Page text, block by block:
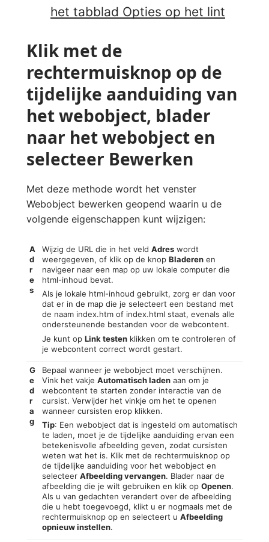
het tabblad Opties op het lint
Klik met de
rechtermuisknop op de
tijdelijke aanduiding van
het webobject, blader
naar het webobject en
selecteer Bewerken
Met deze methode wordt het venster
Webobject bewerken geopend waarin u de
volgende eigenschappen kunt wijzigen:
A
d
r
e
s
Wijzig de URL die in het veldAdres wordt
weergegeven, of klik op de knopBladeren en
navigeer naar een map op uw lokale computer die
html-inhoud bevat.
Als je lokale html-inhoud gebruikt, zorg er dan voor
dat er in de map die je selecteert een bestand met
de naam index.htm of index.html staat, evenals alle
ondersteunende bestanden voor de webcontent.
Je kunt opLink testen klikken om te controleren of
je webcontent correct wordt gestart.
G
e
d
r
a
g
Bepaal wanneer je webobject moet verschijnen.
Vink het vakjeAutomatisch laden aan om je
webcontent te starten zonder interactie van de
cursist. Verwijder het vinkje om het te openen
wanneer cursisten erop klikken.
Tip: Een webobject dat is ingesteld om automatisch
te laden, moet je de tijdelijke aanduiding ervan een
betekenisvolle afbeelding geven, zodat cursisten
weten wat het is. Klik met de rechtermuisknop op
de tijdelijke aanduiding voor het webobject en
selecteerAfbeelding vervangen. Blader naar de
afbeelding die je wilt gebruiken en klik opOpenen.
Als u van gedachten verandert over de afbeelding
die u hebt toegevoegd, klikt u er nogmaals met de
rechtermuisknop op en selecteert uAfbeelding
opnieuw instellen.